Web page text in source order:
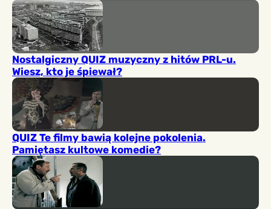
Nostalgiczny QUIZ muzyczny z hitów PRL-u.
Wiesz, kto je śpiewał?
QUIZ Te filmy bawią kolejne pokolenia.
Pamiętasz kultowe komedie?